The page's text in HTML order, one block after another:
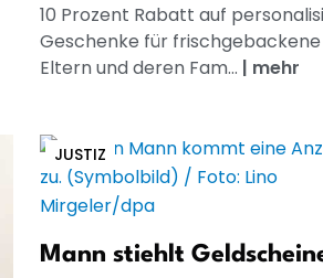
10 Prozent Rabatt auf
Geschenke für frischgebackene
Eltern und deren Fam... | mehr
JUSTIZ
Mann stiehlt